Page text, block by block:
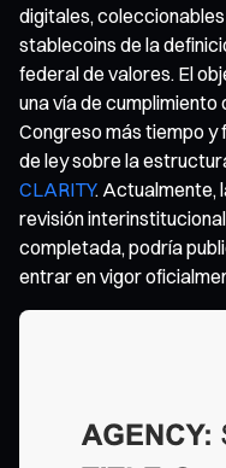
digitales,
stablecoins de la
federal de valores. El
una vía de
Congreso más tiempo
de ley sobre la
CLARITY. Actualmente,
revisión
completada, podría
entrar en vigor